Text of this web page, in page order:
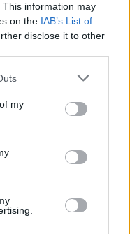
This information may
on the IAB’s List of
disclose it to other
my
välierä –